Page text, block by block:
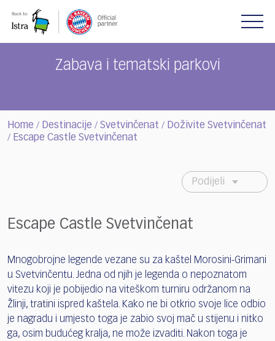
note:
Zabava i tematski parkovi
Home / Destinacije / Svetvinčenat / Doživite Svetvinčenat
/ Escape Castle Svetvinčenat
Podijeli
Escape Castle Svetvinčenat
Mnogobrojne legende vezane su za kaštel Morosini-Grimani
u Svetvinčentu. Jedna od njih je legenda o nepoznatom
vitezu koji je pobijedio na viteškom turniru održanom na
Žlinji, tratini ispred kaštela. Kako ne bi otkrio svoje lice odbio
je nagradu i umjesto toga je zabio svoj mač u stijenu i nitko
ga, osim budućeg kralja, ne može izvaditi. Nakon toga je